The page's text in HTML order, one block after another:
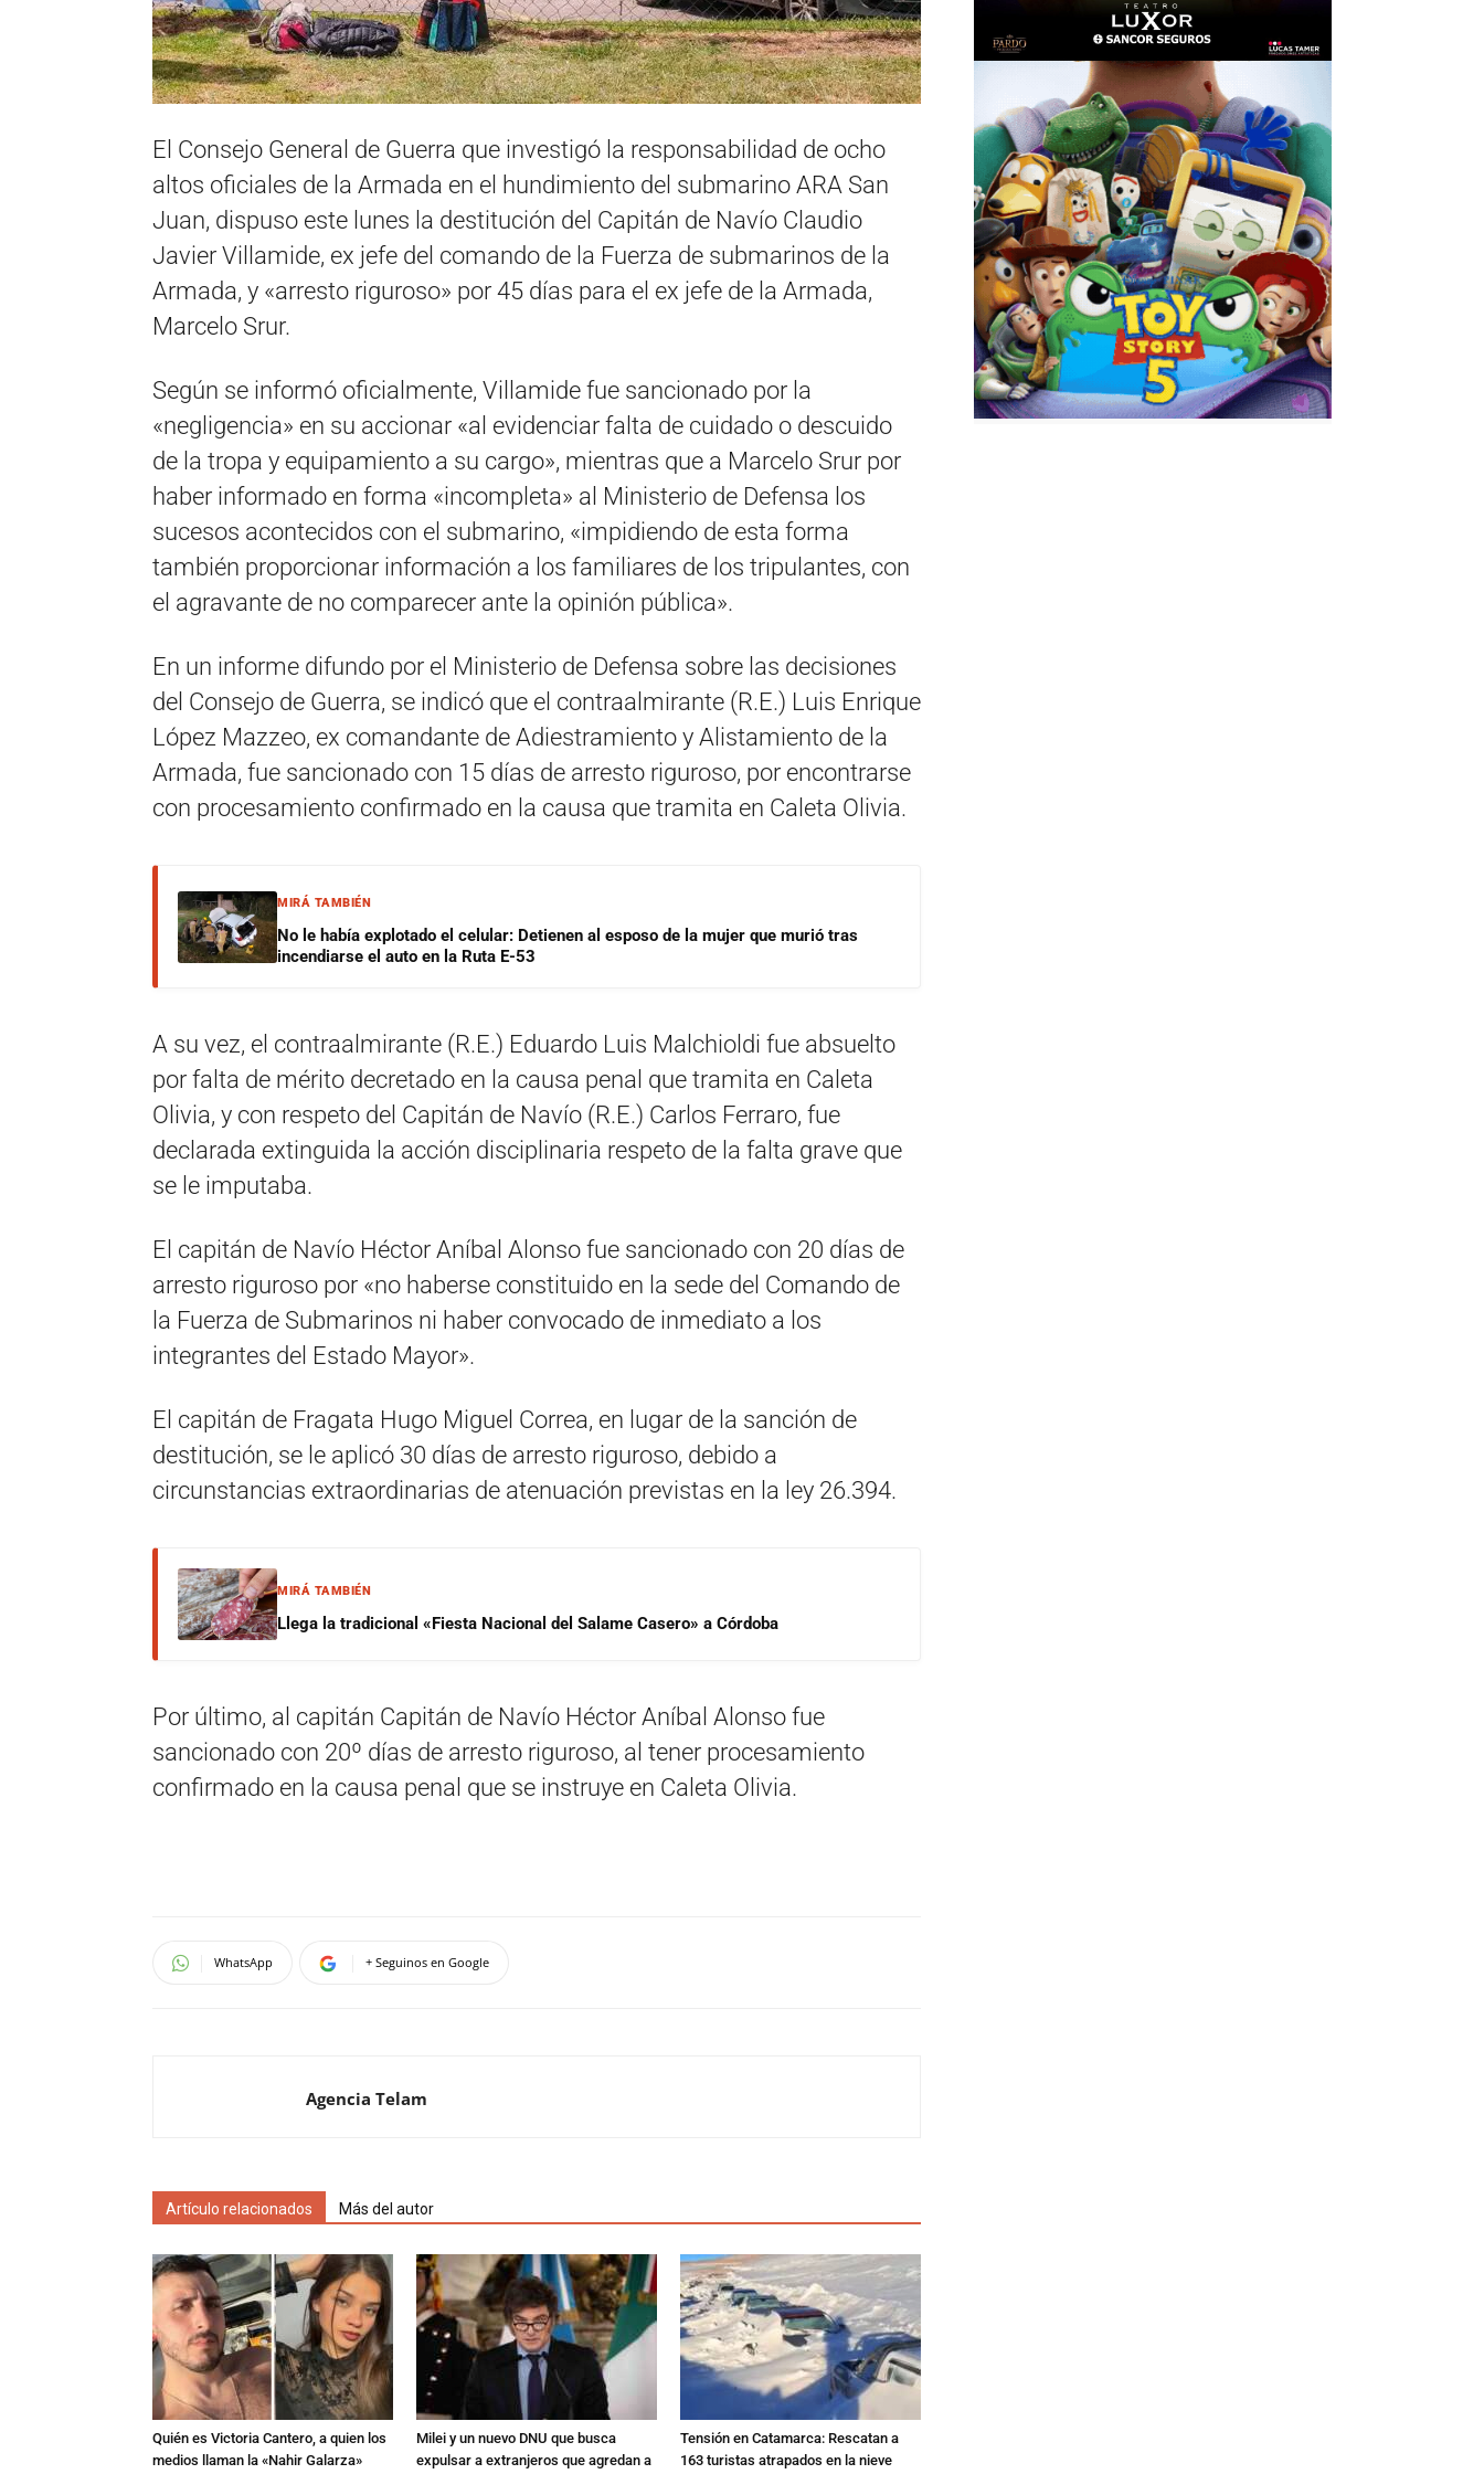
El Consejo General de Guerra que investigó la responsabilidad de ocho
altos oficiales de la Armada en el hundimiento del submarino ARA San
Juan, dispuso este lunes la destitución del Capitán de Navío Claudio
Javier Villamide, ex jefe del comando de la Fuerza de submarinos de la
Armada, y «arresto riguroso» por 45 días para el ex jefe de la Armada,
Marcelo Srur.
Según se informó oficialmente, Villamide fue sancionado por la
«negligencia» en su accionar «al evidenciar falta de cuidado o descuido
de la tropa y equipamiento a su cargo», mientras que a Marcelo Srur por
haber informado en forma «incompleta» al Ministerio de Defensa los
sucesos acontecidos con el submarino, «impidiendo de esta forma
también proporcionar información a los familiares de los tripulantes, con
el agravante de no comparecer ante la opinión pública».
En un informe difundo por el Ministerio de Defensa sobre las decisiones
del Consejo de Guerra, se indicó que el contraalmirante (R.E.) Luis Enrique
López Mazzeo, ex comandante de Adiestramiento y Alistamiento de la
Armada, fue sancionado con 15 días de arresto riguroso, por encontrarse
con procesamiento confirmado en la causa que tramita en Caleta Olivia.
MIRÁ TAMBIÉN
No le había explotado el celular: Detienen al esposo de la mujer que murió tras
incendiarse el auto en la Ruta E-53
A su vez, el contraalmirante (R.E.) Eduardo Luis Malchioldi fue absuelto
por falta de mérito decretado en la causa penal que tramita en Caleta
Olivia, y con respeto del Capitán de Navío (R.E.) Carlos Ferraro, fue
declarada extinguida la acción disciplinaria respeto de la falta grave que
se le imputaba.
El capitán de Navío Héctor Aníbal Alonso fue sancionado con 20 días de
arresto riguroso por «no haberse constituido en la sede del Comando de
la Fuerza de Submarinos ni haber convocado de inmediato a los
integrantes del Estado Mayor».
El capitán de Fragata Hugo Miguel Correa, en lugar de la sanción de
destitución, se le aplicó 30 días de arresto riguroso, debido a
circunstancias extraordinarias de atenuación previstas en la ley 26.394.
MIRÁ TAMBIÉN
Llega la tradicional «Fiesta Nacional del Salame Casero» a Córdoba
Por último, al capitán Capitán de Navío Héctor Aníbal Alonso fue
sancionado con 20º días de arresto riguroso, al tener procesamiento
confirmado en la causa penal que se instruye en Caleta Olivia.
WhatsApp + Seguinos en Google
Agencia Telam
Artículo relacionados Más del autor
Quién es Victoria Cantero, a quien los
medios llaman la «Nahir Galarza»
Milei y un nuevo DNU que busca
expulsar a extranjeros que agredan a
Tensión en Catamarca: Rescatan a
163 turistas atrapados en la nieve